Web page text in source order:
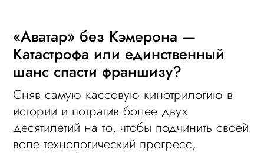
«Аватар» без Кэмерона —
Катастрофа или единственный
шанс спасти франшизу?
Сняв самую кассовую кинотрилогию в
истории и потратив более двух
десятилетий на то, чтобы подчинить своей
воле технологический прогресс,